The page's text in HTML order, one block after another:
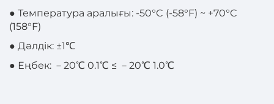
● Температура аралығы: -50°C (-58°F) ~ +70°C
(158°F)
● Дәлдік: ±1℃
● Еңбек: － 20℃ 0.1℃ ≤ － 20℃ 1.0℃